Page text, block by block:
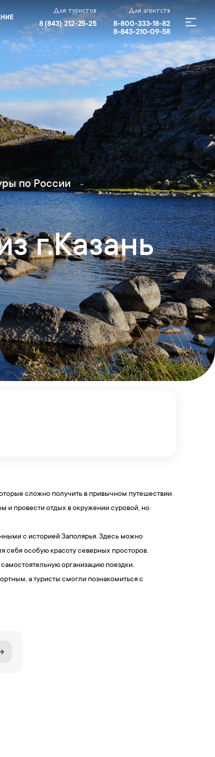
Для туристов
8 (843) 212-25-25
Для агентств
8-800-333-18-82
8-843-210-09-58
по России
г.Казань
сложно получить в привычном путешествии.
и провести отдых в окружении суровой, но
с историей Заполярья. Здесь можно
себя особую красоту северных просторов.
организацию поездки.
а туристы смогли познакомиться с